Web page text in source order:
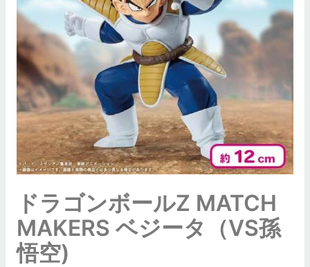
ドラゴンボールZ MATCH
MAKERS ベジータ（VS孫
悟空)